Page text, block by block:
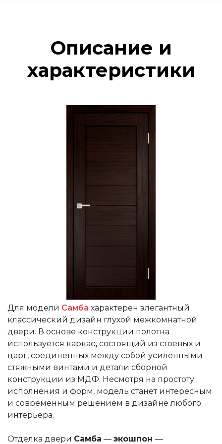
Описание и
характеристики
Для модели Самба характерен элегантный
классический дизайн глухой межкомнатной
двери. В основе конструкции полотна
используется каркас, состоящий из стоевых и
царг, соединенных между собой усиленными
стяжными винтами и детали сборной
конструкции из МДФ. Несмотря на простоту
исполнения и форм, модель станет интересным
и современным решением в дизайне любого
интерьера.
Отделка двери Самба — экошпон —